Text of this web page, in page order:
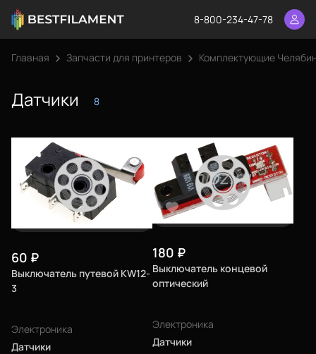
8-800-234-47-78
Главная Запчасти для принтеров Комплектующие
Датчики 8
60 ₽
Выключатель путевой KW12-
3
Электроника
Датчики
180 ₽
Выключатель концевой
оптический
Электроника
Датчики